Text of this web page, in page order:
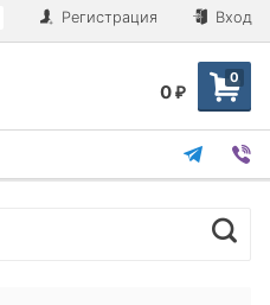
Регистрация Вход
0
0 ₽